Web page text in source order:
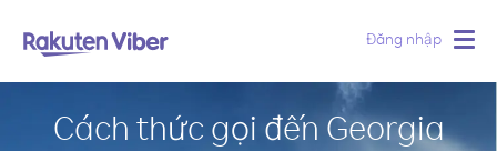
Đăng nhập
Cách thức gọi đến Georgia